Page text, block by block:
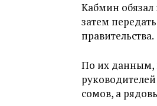
Кабмин обязал
затем
правительства.
По их данным,
сомов, а